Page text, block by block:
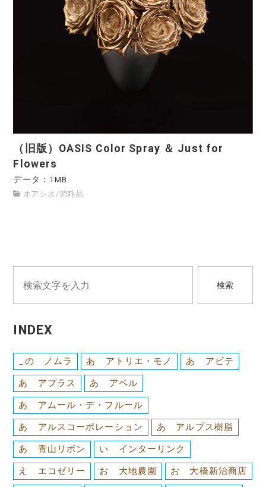
（旧版）OASIS Color Spray ＆ Just for
Flowers
データ：1MB
オアシス /消耗品
検索
INDEX
_の ノムラ あ アトリエ・モノ あ アビテ
あ アプラス あ アペル
あ アムール・デ・フルール
あ アルスコーポレーション あ アルプス樹脂
あ 青山リボン い インターリンク
え エコゼリー お 大地農園 お 大橋新治商店